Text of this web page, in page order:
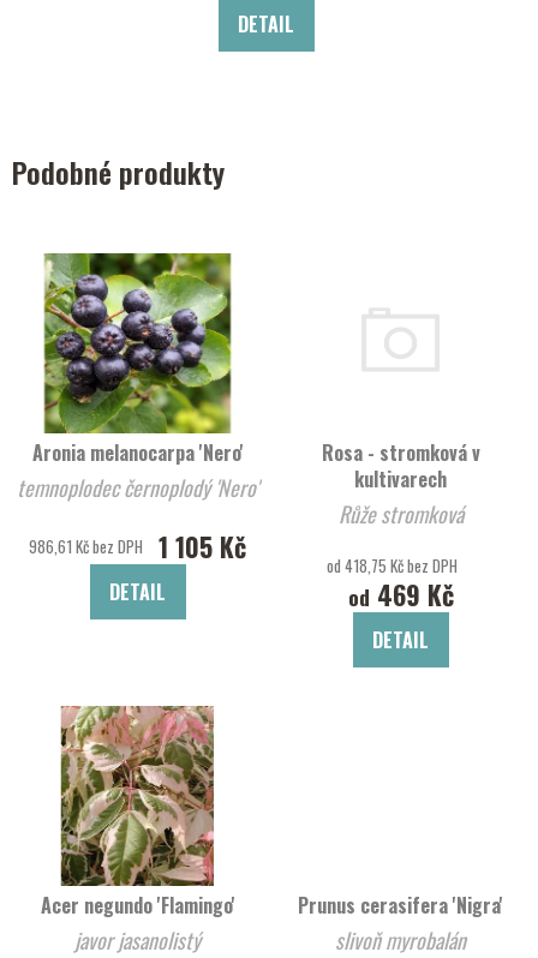
DETAIL
Podobné produkty
Aronia melanocarpa 'Nero'
temnoplodec černoplodý 'Nero'
986,61 Kč bez DPH 1 105 Kč
DETAIL
Rosa - stromková v
kultivarech
Růže stromková
od 418,75 Kč bez DPH
od 469 Kč
DETAIL
Acer negundo 'Flamingo'
javor jasanolistý
Prunus cerasifera 'Nigra'
slivoň myrobalán